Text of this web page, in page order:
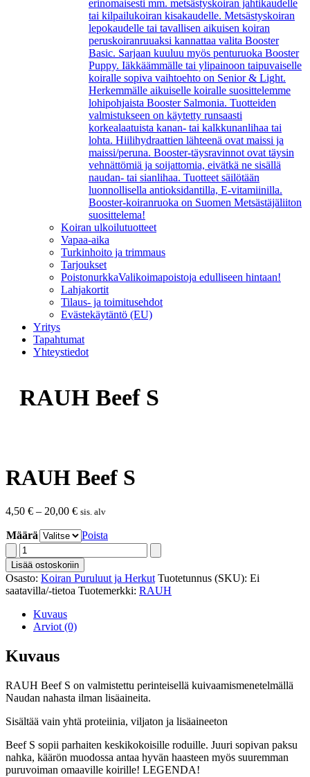
erinomaisesti mm. metsästyskoiran jahtikaudelle
tai kilpailukoiran kisakaudelle. Metsästyskoiran
lepokaudelle tai tavallisen aikuisen koiran
peruskoiranruuaksi kannattaa valita Booster
Basic. Sarjaan kuuluu myös penturuoka Booster
Puppy. Iäkkäämmälle tai ylipainoon taipuvaiselle
koiralle sopiva vaihtoehto on Senior & Light.
Herkemmälle aikuiselle koiralle suosittelemme
lohipohjaista Booster Salmonia. Tuotteiden
valmistukseen on käytetty runsaasti
korkealaatuista kanan- tai kalkkunanlihaa tai
lohta. Hiilihydraattien lähteenä ovat maissi ja
maissi/peruna. Booster-täysravinnot ovat täysin
vehnättömiä ja soijattomia, eivätkä ne sisällä
naudan- tai sianlihaa. Tuotteet säilötään
luonnollisella antioksidantilla, E-vitamiinilla.
Booster-koiranruoka on Suomen Metsästäjäliiton
suosittelema!
Koiran ulkoilutuotteet
Vapaa-aika
Turkinhoito ja trimmaus
Tarjoukset
PoistonurkkaValikoimapoistoja edulliseen hintaan!
Lahjakortit
Tilaus- ja toimitusehdot
Evästekäytäntö (EU)
Yritys
Tapahtumat
Yhteystiedot
RAUH Beef S
RAUH Beef S
4,50 € – 20,00 €Hintaluokka:
-
20,00 €
sis. alv
Määrä
Poista
RAUH
Beef
S
määrä
Lisää ostoskoriin
Osasto: Koiran Puruluut ja Herkut Tuotetunnus (SKU): Ei
saatavilla/-tietoa Tuotemerkki: RAUH
Kuvaus
Arviot (0)
Kuvaus
RAUH Beef S on valmistettu perinteisellä kuivaamismenetelmällä
Naudan nahasta ilman lisäaineita.
Sisältää vain yhtä proteiinia, viljaton ja lisäaineeton
Beef S sopii parhaiten keskikokoisille roduille. Juuri sopivan paksu
nahka, käärön muodossa antaa hyvän haasteen myös suuremman
puruvoiman omaaville koirille! LEGENDA!